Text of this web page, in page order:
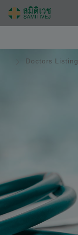
Doctors Listing